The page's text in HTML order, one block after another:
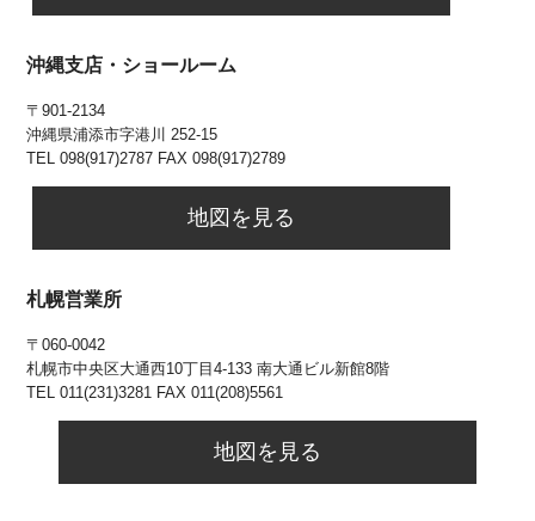
沖縄支店・ショールーム
〒901-2134
沖縄県浦添市字港川 252-15
TEL 098(917)2787 FAX 098(917)2789
地図を見る
札幌営業所
〒060-0042
札幌市中央区大通⻄10丁目4-133 南大通ビル新館8階
TEL 011(231)3281 FAX 011(208)5561
地図を見る